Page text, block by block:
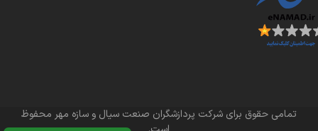
تمامی حقوق برای شرکت پردازشگران صنعت سیال و سازه مهر محفوظ